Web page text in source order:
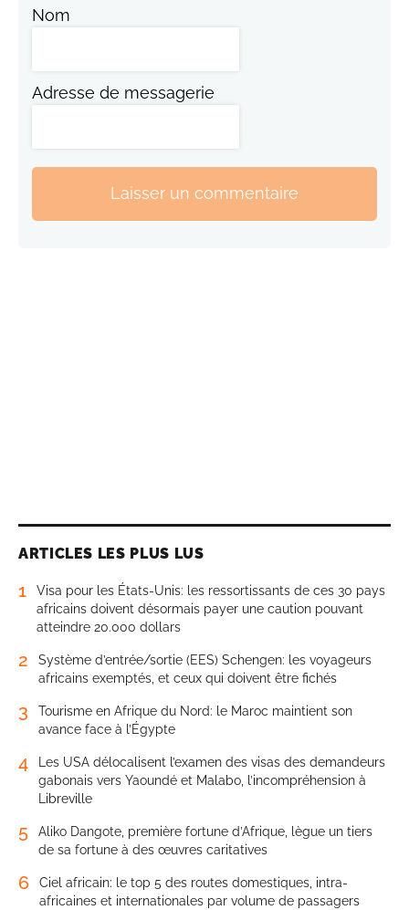
Nom
Adresse de messagerie
Laisser un commentaire
ARTICLES LES PLUS LUS
1
Visa pour les États-Unis: les ressortissants de ces 30 pays
africains doivent désormais payer une caution pouvant
atteindre 20.000 dollars
2
Système d’entrée/sortie (EES) Schengen: les voyageurs
africains exemptés, et ceux qui doivent être fichés
3
Tourisme en Afrique du Nord: le Maroc maintient son
avance face à l’Égypte
4
Les USA délocalisent l’examen des visas des demandeurs
gabonais vers Yaoundé et Malabo, l’incompréhension à
Libreville
5
Aliko Dangote, première fortune d’Afrique, lègue un tiers
de sa fortune à des œuvres caritatives
6
Ciel africain: le top 5 des routes domestiques, intra-
africaines et internationales par volume de passagers